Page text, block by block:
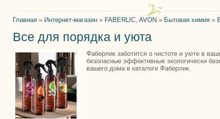
Главная » Интернет-магазин » FABERLIC, AVON » Бытовая химия »
Все для порядка и уюта
Фаберлик заботится о чистоте и уюте в
безопасные эффективные экологически
вашего дома в каталоге Фаберлик.